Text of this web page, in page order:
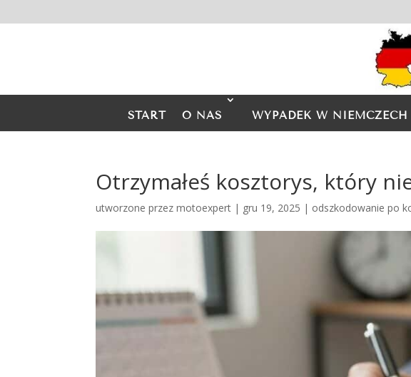
START O NAS WYPADEK W NIEMCZECH
Otrzymałeś kosztorys, który
utworzone przezmotoexpert | gru 19, 2025 | odszkodowanie po